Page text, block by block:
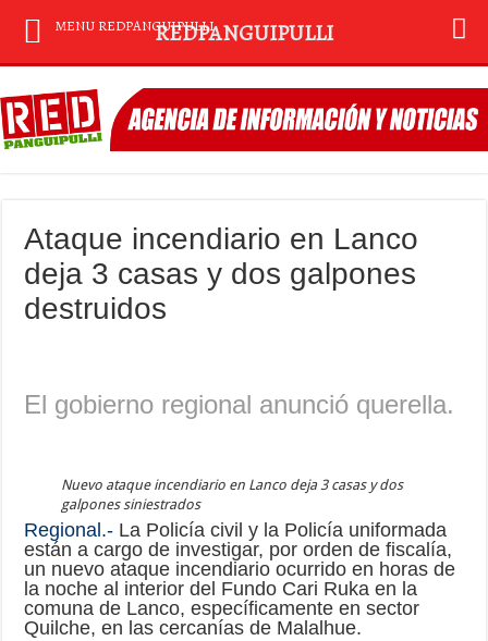
Ataque incendiario en Lanco
deja 3 casas y dos galpones
destruidos
El gobierno regional anunció querella.
Nuevo ataque incendiario en Lanco deja 3 casas y dos
galpones siniestrados
Regional.- La Policía civil y la Policía uniformada
están a cargo de investigar, por orden de fiscalía,
un nuevo ataque incendiario ocurrido en horas de
la noche al interior del Fundo Cari Ruka en la
comuna de Lanco, específicamente en sector
Quilche, en las cercanías de Malalhue.
MENU REDPANGUIPULLIREDPANGUIPULLI